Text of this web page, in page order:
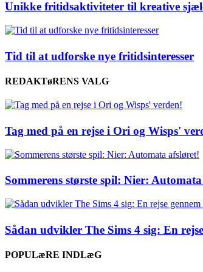
Unikke fritidsaktiviteter til kreative
Tid til at udforske nye fritidsinteresser
REDAKTøRENS VALG
Tag med på en rejse i Ori og Wisps'
Sommerens største spil: Nier:
Sådan udvikler The Sims 4 sig: En
POPULæRE INDLæG